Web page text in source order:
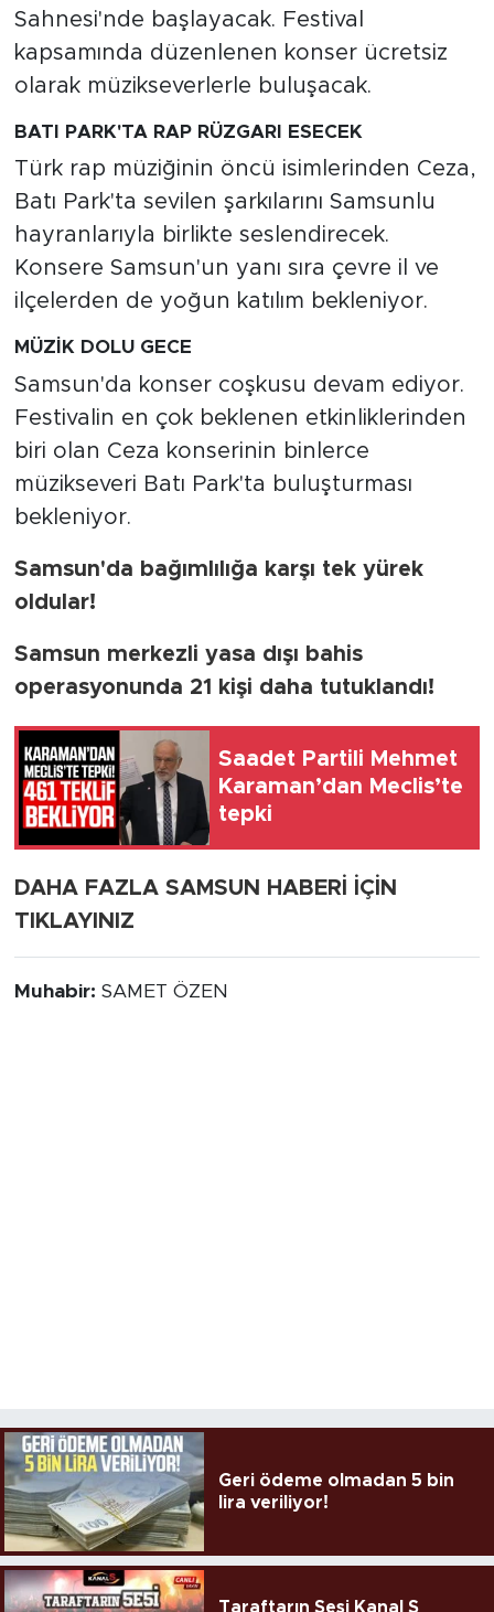
Sahnesi'nde başlayacak. Festival
kapsamında düzenlenen konser ücretsiz
olarak müzikseverlerle buluşacak.
BATI PARK'TA RAP RÜZGARI ESECEK
Türk rap müziğinin öncü isimlerinden Ceza,
Batı Park'ta sevilen şarkılarını Samsunlu
hayranlarıyla birlikte seslendirecek.
Konsere Samsun'un yanı sıra çevre il ve
ilçelerden de yoğun katılım bekleniyor.
MÜZİK DOLU GECE
Samsun'da konser coşkusu devam ediyor.
Festivalin en çok beklenen etkinliklerinden
biri olan Ceza konserinin binlerce
müzikseveri Batı Park'ta buluşturması
bekleniyor.
Samsun'da bağımlılığa karşı tek yürek
oldular!
Samsun merkezli yasa dışı bahis
operasyonunda 21 kişi daha tutuklandı!
Saadet Partili Mehmet
Karaman’dan Meclis’te
tepki
DAHA FAZLA SAMSUN HABERİ İÇİN
TIKLAYINIZ
Muhabir: SAMET ÖZEN
Geri ödeme olmadan 5 bin
lira veriliyor!
Taraftarın Sesi Kanal S